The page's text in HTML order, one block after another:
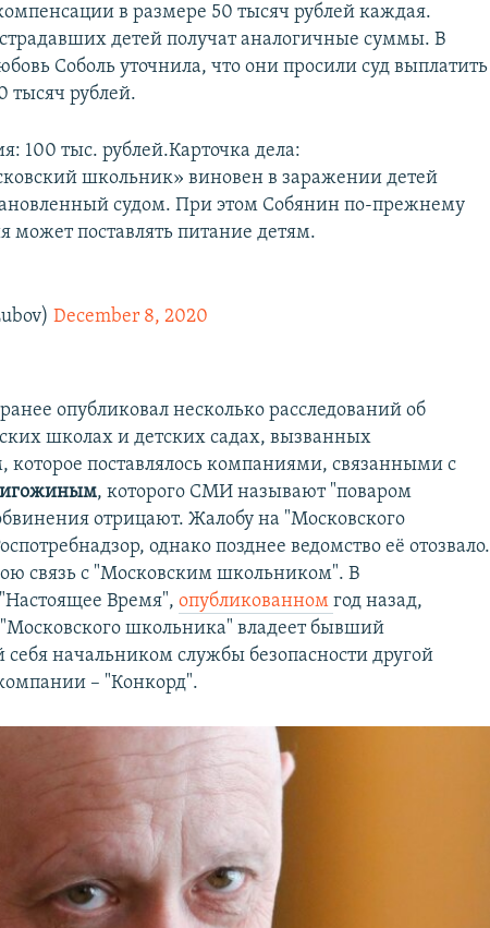
в размере 50 тысяч рублей каждая.
детей получат аналогичные суммы. В
Соболь уточнила, что они просили суд выплатить
тысяч рублей.
100 тыс. рублей.Карточка дела:
школьник» виновен в заражении детей
судом. При этом Собянин по-прежнему
может поставлять питание детям.
December 8, 2020
опубликовал несколько расследований об
школах и детских садах, вызванных
поставлялось компаниями, связанными с
, которого СМИ называют "поваром
отрицают. Жалобу на "Московского
однако позднее ведомство её отозвало.
связь c "Московским школьником". В
"Настоящее Время",опубликованномгод назад,
школьника" владеет бывший
начальником службы безопасности другой
– "Конкорд".